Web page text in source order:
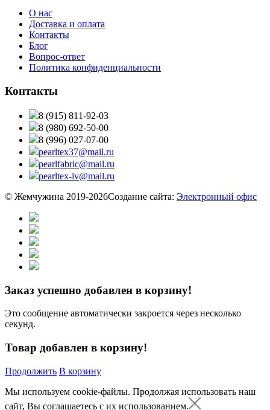
О нас
Доставка и оплата
Контакты
Блог
Вопрос-ответ
Политика конфиденциальности
Контакты
8 (915) 811-92-03
8 (980) 692-50-00
8 (996) 027-07-00
pearltex37@mail.ru
pearlfabric@mail.ru
pearltex-iv@mail.ru
© Жемчужина 2019-2026Создание сайта: Электронный офис
Заказ успешно добавлен в корзину!
Это сообщение автоматически закроется через несколько
секунд.
Товар добавлен в корзину!
Продолжить В корзину
Мы используем cookie-файлы. Продолжая использовать наш
сайт, Вы соглашаетесь с их использованием.